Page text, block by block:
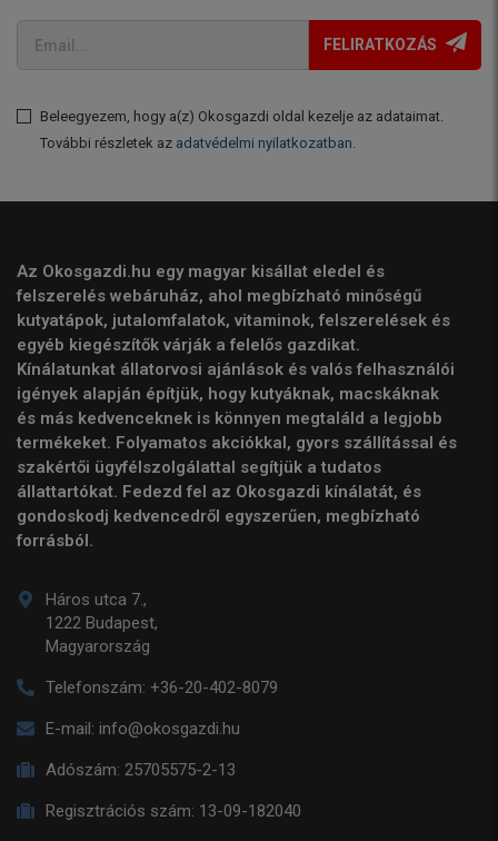
FELIRATKOZÁS
Beleegyezem, hogy a(z) Okosgazdi oldal kezelje az adataimat.
További részletek az adatvédelmi nyilatkozatban.
Az Okosgazdi.hu egy magyar kisállat eledel és
felszerelés webáruház, ahol megbízható minőségű
kutyatápok, jutalomfalatok, vitaminok, felszerelések és
egyéb kiegészítők várják a felelős gazdikat.
Kínálatunkat állatorvosi ajánlások és valós felhasználói
igények alapján építjük, hogy kutyáknak, macskáknak
és más kedvenceknek is könnyen megtaláld a legjobb
termékeket. Folyamatos akciókkal, gyors szállítással és
szakértői ügyfélszolgálattal segítjük a tudatos
állattartókat. Fedezd fel az Okosgazdi kínálatát, és
gondoskodj kedvencedről egyszerűen, megbízható
forrásból.
Háros utca 7.,
1222 Budapest,
Magyarország
Telefonszám: +36-20-402-8079
E-mail: info@okosgazdi.hu
Adószám: 25705575-2-13
Regisztrációs szám: 13-09-182040